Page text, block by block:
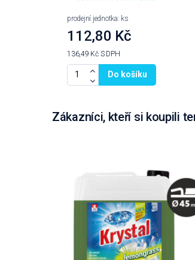
prodejní jednotka: ks
112,80 Kč
136,49 Kč S DPH
Do košíku
Zákazníci, kteří si koupili